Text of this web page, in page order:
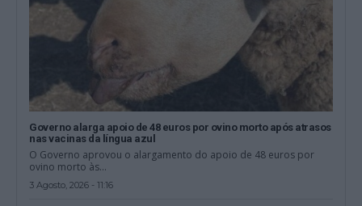
Governo alarga apoio de 48 euros por ovino morto após atrasos
nas vacinas da língua azul
O Governo aprovou o alargamento do apoio de 48 euros por
ovino morto às...
3 Agosto, 2026 - 11:16